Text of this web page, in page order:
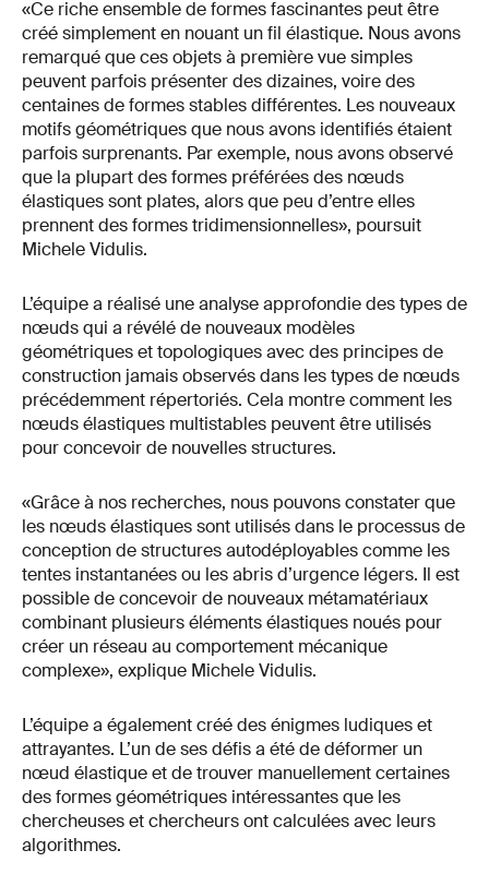
«Ce riche ensemble de formes fascinantes peut être
créé simplement en nouant un fil élastique. Nous avons
remarqué que ces objets à première vue simples
peuvent parfois présenter des dizaines, voire des
centaines de formes stables différentes. Les nouveaux
motifs géométriques que nous avons identifiés étaient
parfois surprenants. Par exemple, nous avons observé
que la plupart des formes préférées des nœuds
élastiques sont plates, alors que peu d’entre elles
prennent des formes tridimensionnelles», poursuit
Michele Vidulis.
L’équipe a réalisé une analyse approfondie des types de
nœuds qui a révélé de nouveaux modèles
géométriques et topologiques avec des principes de
construction jamais observés dans les types de nœuds
précédemment répertoriés. Cela montre comment les
nœuds élastiques multistables peuvent être utilisés
pour concevoir de nouvelles structures.
«Grâce à nos recherches, nous pouvons constater que
les nœuds élastiques sont utilisés dans le processus de
conception de structures autodéployables comme les
tentes instantanées ou les abris d’urgence légers. Il est
possible de concevoir de nouveaux métamatériaux
combinant plusieurs éléments élastiques noués pour
créer un réseau au comportement mécanique
complexe», explique Michele Vidulis.
L’équipe a également créé des énigmes ludiques et
attrayantes. L’un de ses défis a été de déformer un
nœud élastique et de trouver manuellement certaines
des formes géométriques intéressantes que les
chercheuses et chercheurs ont calculées avec leurs
algorithmes.